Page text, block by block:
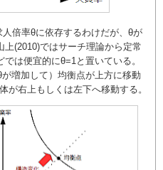
倍率θに依存するわけだが、θが
(2010)ではサーチ理論から定常
は便宜的にθ=1と置いている。
増加して）均衡点が上方に移動
が右上もしくは左下へ移動する。